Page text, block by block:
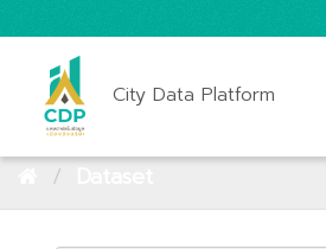
City Data Platform